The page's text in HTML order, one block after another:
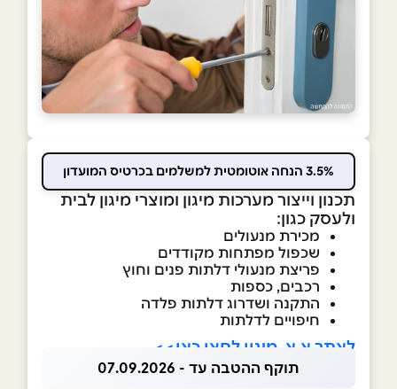
3.5% הנחה אוטומטית למשלמים בכרטיס המועדון
תכנון וייצור מערכות מיגון ומוצרי מיגון לבית
ולעסק כגון:
מכירת מנעולים
שכפול מפתחות מקודדים
פריצת מנעולי דלתות פנים וחוץ
רכבים, כספות
התקנה ושדרוג דלתות פלדה
חיפויים לדלתות
לאתר א.א. מיגון לחצו כאן>>
תוקף ההטבה עד - 07.09.2026